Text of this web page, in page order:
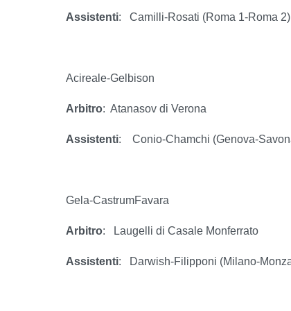
Assistenti: Camilli-Rosati (Roma 1-Roma 2)
Acireale-Gelbison
Arbitro: Atanasov di Verona
Assistenti: Conio-Chamchi (Genova-
Gela-CastrumFavara
Arbitro: Laugelli di Casale Monferrato
Assistenti: Darwish-Filipponi (Milano-